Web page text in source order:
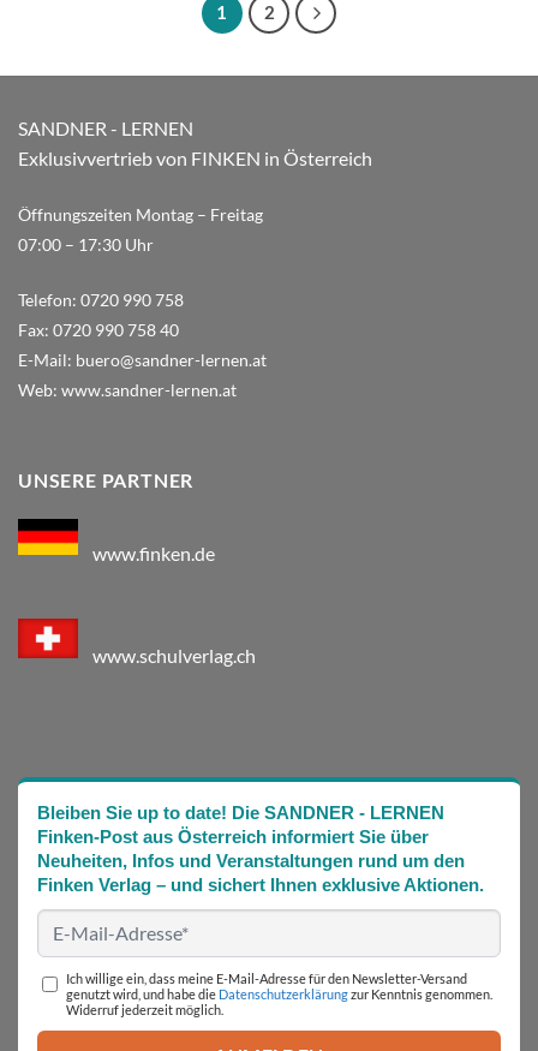
1 2
SANDNER - LERNEN
Exklusivvertrieb von FINKEN in Österreich
Öffnungszeiten Montag – Freitag
07:00 – 17:30 Uhr
Telefon: 0720 990 758
Fax: 0720 990 758 40
E-Mail: buero@sandner-lernen.at
Web: www.sandner-lernen.at
UNSERE PARTNER
www.finken.de
www.schulverlag.ch
Bleiben Sie up to date! Die SANDNER - LERNEN
Finken-Post aus Österreich informiert Sie über
Neuheiten, Infos und Veranstaltungen rund um den
Finken Verlag – und sichert Ihnen exklusive Aktionen.
Ich willige ein, dass meine E-Mail-Adresse für den Newsletter-Versand
genutzt wird, und habe die Datenschutzerklärungzur Kenntnis genommen.
Widerruf jederzeit möglich.